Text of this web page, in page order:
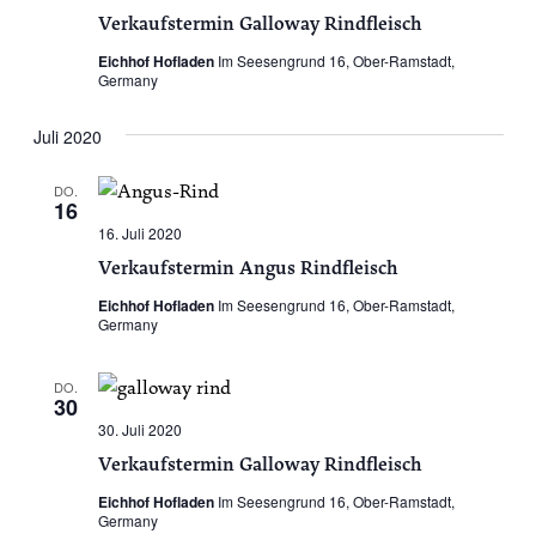
Verkaufstermin Galloway Rindfleisch
Eichhof Hofladen Im Seesengrund 16, Ober-Ramstadt,
Germany
Juli 2020
DO.
16
Verkaufstermin Angus Rindfleisch
16. Juli 2020
Eichhof Hofladen Im Seesengrund 16, Ober-Ramstadt,
Germany
DO.
30
Verkaufstermin Galloway Rindfleisch
30. Juli 2020
Eichhof Hofladen Im Seesengrund 16, Ober-Ramstadt,
Germany